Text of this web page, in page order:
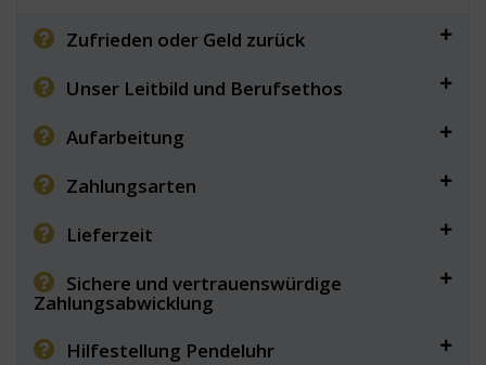
Zufrieden oder Geld zurück
Unser Leitbild und Berufsethos
Aufarbeitung
Zahlungsarten
Lieferzeit
Sichere und vertrauenswürdige
Zahlungsabwicklung
Hilfestellung Pendeluhr